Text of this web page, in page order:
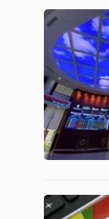
NĂNG
LƯỢNG
LIỆU